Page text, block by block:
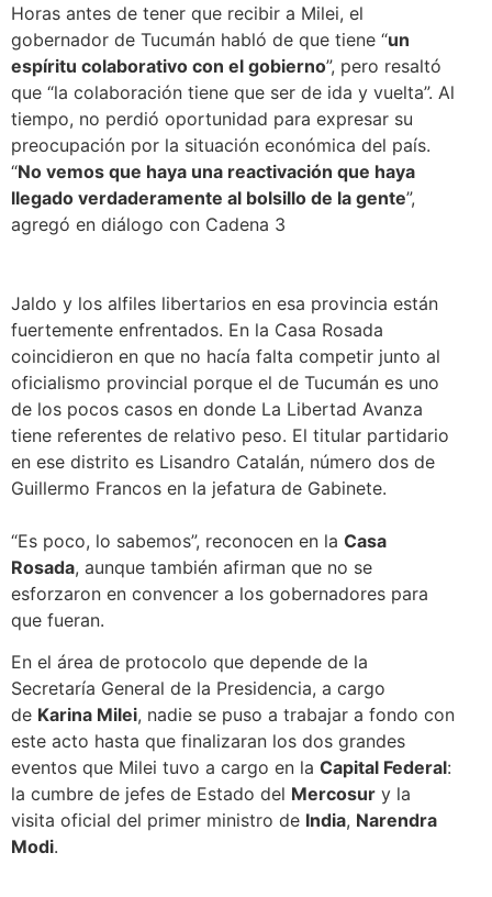
Horas antes de tener que recibir a Milei, el
gobernador de Tucumán habló de que tiene “un
espíritu colaborativo con el gobierno”, pero resaltó
que “la colaboración tiene que ser de ida y vuelta”. Al
tiempo, no perdió oportunidad para expresar su
preocupación por la situación económica del país.
“No vemos que haya una reactivación que haya
llegado verdaderamente al bolsillo de la gente”,
agregó en diálogo con Cadena 3
Jaldo y los alfiles libertarios en esa provincia están
fuertemente enfrentados. En la Casa Rosada
coincidieron en que no hacía falta competir junto al
oficialismo provincial porque el de Tucumán es uno
de los pocos casos en donde La Libertad Avanza
tiene referentes de relativo peso. El titular partidario
en ese distrito es Lisandro Catalán, número dos de
Guillermo Francos en la jefatura de Gabinete.
“Es poco, lo sabemos”, reconocen en la Casa
Rosada, aunque también afirman que no se
esforzaron en convencer a los gobernadores para
que fueran.
En el área de protocolo que depende de la
Secretaría General de la Presidencia, a cargo
de Karina Milei, nadie se puso a trabajar a fondo con
este acto hasta que finalizaran los dos grandes
eventos que Milei tuvo a cargo en la Capital Federal:
la cumbre de jefes de Estado del Mercosur y la
visita oficial del primer ministro de India, Narendra
Modi.